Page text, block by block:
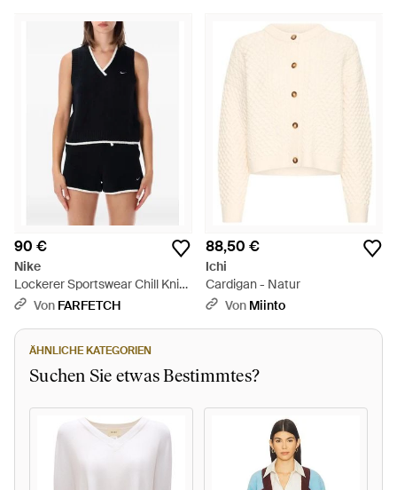
90 €
Nike
Lockerer Sportswear Chill Knit
Pullover - Schwarz
Von FARFETCH
ÄHNLICHE KATEGORIEN
Suchen Sie etwas Bestimmtes?
88,50 €
Ichi
Cardigan - Natur
Von Miinto